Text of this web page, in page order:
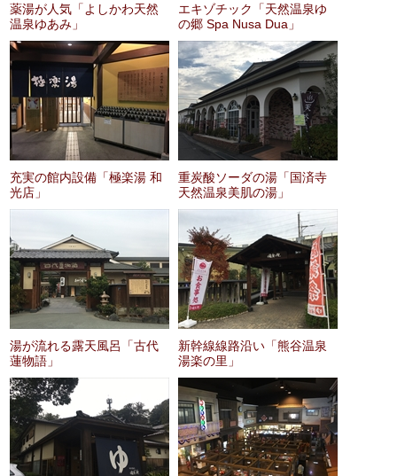
薬湯が人気「よしかわ天然
温泉ゆあみ」
エキゾチック「天然温泉ゆ
の郷 Spa Nusa Dua」
充実の館内設備「極楽湯 和
光店」
重炭酸ソーダの湯「国済寺
天然温泉美肌の湯」
湯が流れる露天風呂「古代
蓮物語」
新幹線線路沿い「熊谷温泉
湯楽の里」